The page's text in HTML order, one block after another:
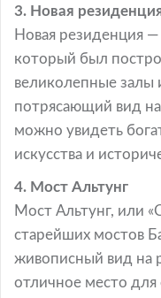
3. Новая
Новая резиденция
который был
великолепные залы
потрясающий вид
можно увидеть
искусства и
4. Мост Альтунг
Мост Альтунг, или
старейших мостов
живописный вид на
отличное место для